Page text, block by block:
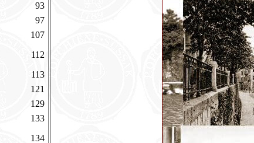
93
97
107
112
113
121
129
133
134